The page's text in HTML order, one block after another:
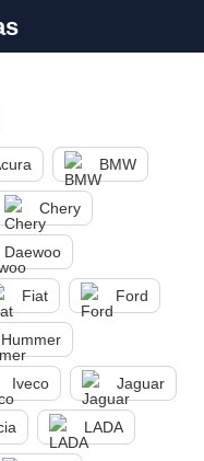
BMW
Chery
Daewoo
Fiat Ford
Hummer
Iveco Jaguar
LADA